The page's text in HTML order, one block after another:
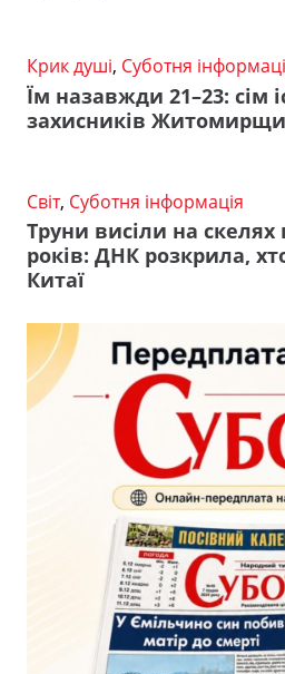
Крик душі, Суботня
Їм назавжди 21–23: сім
захисників
Світ, Суботня інформація
Труни висіли на скелях
років: ДНК розкрила,
Китаї